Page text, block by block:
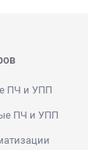
ПЧ и УПП
ПЧ и УПП